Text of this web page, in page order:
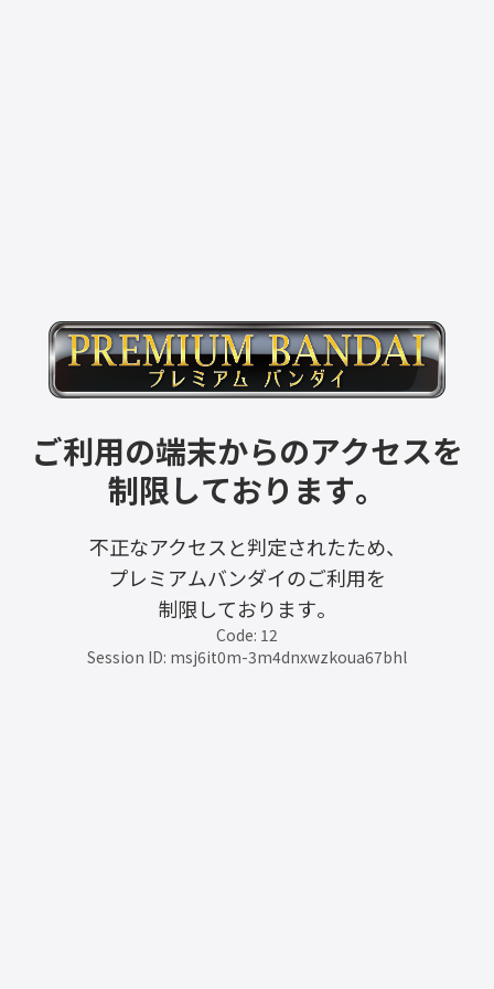
ご利用の端末からのアクセスを
制限しております。
不正なアクセスと判定されたため、
プレミアムバンダイのご利用を
制限しております。
Code: 12
Session ID: msj6it0m-3m4dnxwzkoua67bhl